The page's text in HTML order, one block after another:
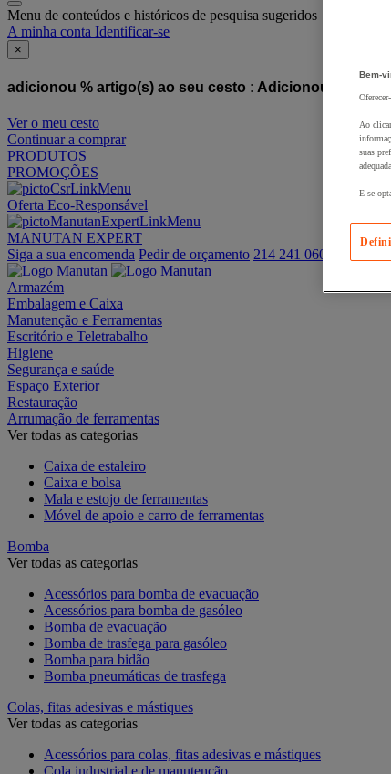
Menu de conteúdos e históricos de pesquisa sugeridos
A minha conta Identificar-se
×
adicionou % artigo(s) ao seu cesto : Adicionou este
Ver o meu cesto
Continuar a comprar
PRODUTOS
PROMOÇÕES
Oferta Eco-Responsável
MANUTAN EXPERT
Siga a sua encomenda Pedir de orçamento 214 241 060
Armazém
Embalagem e Caixa
Manutenção e Ferramentas
Escritório e Teletrabalho
Higiene
Segurança e saúde
Espaço Exterior
Restauração
Arrumação de ferramentas
Ver todas as categorias
Caixa de estaleiro
Caixa e bolsa
Mala e estojo de ferramentas
Móvel de apoio e carro de ferramentas
Bomba
Ver todas as categorias
Acessórios para bomba de evacuação
Acessórios para bomba de gasóleo
Bomba de evacuação
Bomba de trasfega para gasóleo
Bomba para bidão
Bomba pneumáticas de trasfega
Colas, fitas adesivas e mástiques
Ver todas as categorias
Acessórios para colas, fitas adesivas e mástiques
Cola industrial e de manutenção
Bem-
Ao
suas
E se